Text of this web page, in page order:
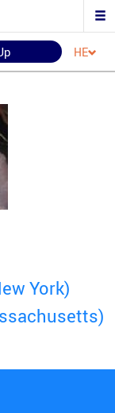
HE
York)